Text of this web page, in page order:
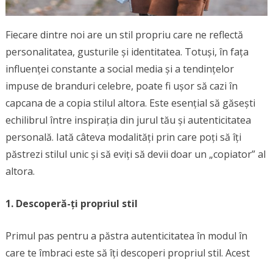
Fiecare dintre noi are un stil propriu care ne reflectă
personalitatea, gusturile și identitatea. Totuși, în fața
influenței constante a social media și a tendințelor
impuse de branduri celebre, poate fi ușor să cazi în
capcana de a copia stilul altora. Este esențial să găsești
echilibrul între inspirația din jurul tău și autenticitatea
personală. Iată câteva modalități prin care poți să îți
păstrezi stilul unic și să eviți să devii doar un „copiator” al
altora.
1. Descoperă-ți propriul stil
Primul pas pentru a păstra autenticitatea în modul în
care te îmbraci este să îți descoperi propriul stil. Acest